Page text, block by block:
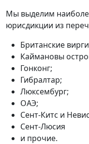
Мы выделим
юрисдикции из
Британские
Каймановы
Гонконг;
Гибралтар;
Люксембург;
ОАЭ;
Сент-Китс и
Сент-Люсия
и прочие.